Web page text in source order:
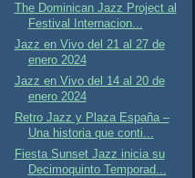
The Dominican Jazz Project al
Festival Internacion...
Jazz en Vivo del 21 al 27 de
enero 2024
Jazz en Vivo del 14 al 20 de
enero 2024
Retro Jazz y Plaza España –
Una historia que conti...
Fiesta Sunset Jazz inicia su
Decimoquinto Temporad...